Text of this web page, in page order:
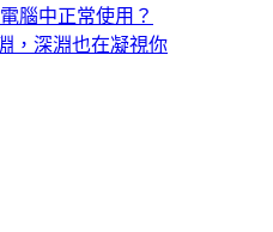
腦中正常使用？
，深淵也在凝視你